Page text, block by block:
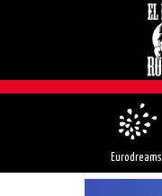
Eurodreams